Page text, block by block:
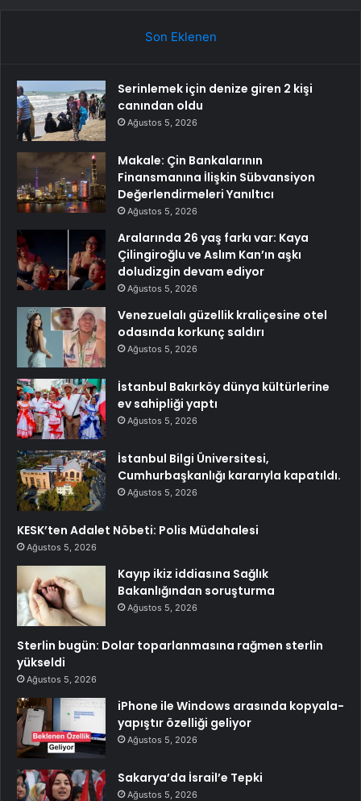
Son Eklenen
Serinlemek için denize giren 2 kişi
canından oldu
Ağustos 5, 2026
Makale: Çin Bankalarının
Finansmanına İlişkin Sübvansiyon
Değerlendirmeleri Yanıltıcı
Ağustos 5, 2026
Aralarında 26 yaş farkı var: Kaya
Çilingiroğlu ve Aslım Kan’ın aşkı
doludizgin devam ediyor
Ağustos 5, 2026
Venezuelalı güzellik kraliçesine otel
odasında korkunç saldırı
Ağustos 5, 2026
İstanbul Bakırköy dünya kültürlerine
ev sahipliği yaptı
Ağustos 5, 2026
İstanbul Bilgi Üniversitesi,
Cumhurbaşkanlığı kararıyla kapatıldı.
Ağustos 5, 2026
KESK’ten Adalet Nöbeti: Polis Müdahalesi
Ağustos 5, 2026
Kayıp ikiz iddiasına Sağlık
Bakanlığından soruşturma
Ağustos 5, 2026
Sterlin bugün: Dolar toparlanmasına rağmen sterlin
yükseldi
Ağustos 5, 2026
iPhone ile Windows arasında kopyala-
yapıştır özelliği geliyor
Ağustos 5, 2026
Sakarya’da İsrail’e Tepki
Ağustos 5, 2026